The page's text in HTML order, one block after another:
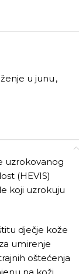
u junu ,
uzrokovanog
(HEVIS)
koji uzrokuju
dječje kože
umirenje
oštećenja